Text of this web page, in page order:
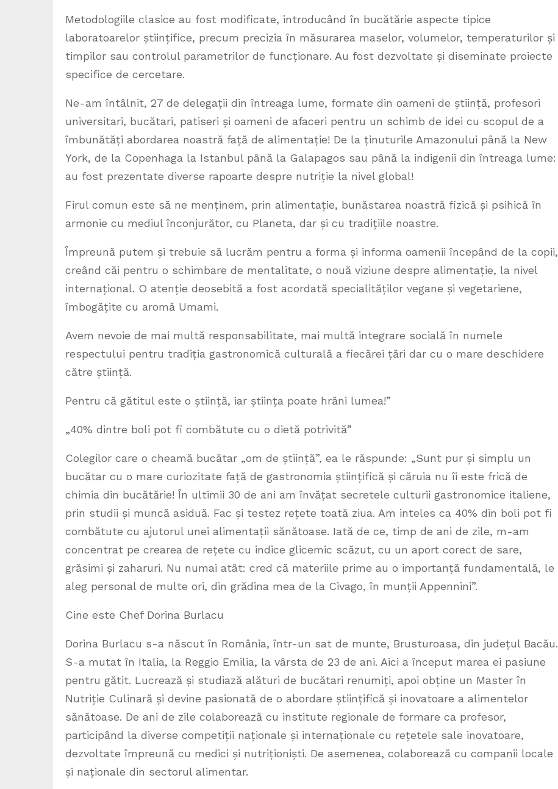
Metodologiile clasice au fost modificate, introducând în bucătărie aspecte tipice
laboratoarelor științifice, precum precizia în măsurarea maselor, volumelor, temperaturilor și
timpilor sau controlul parametrilor de funcționare. Au fost dezvoltate și diseminate proiecte
specifice de cercetare.
Ne-am întâlnit, 27 de delegații din întreaga lume, formate din oameni de știință, profesori
universitari, bucătari, patiseri și oameni de afaceri pentru un schimb de idei cu scopul de a
îmbunătăți abordarea noastră față de alimentație! De la ținuturile Amazonului până la New
York, de la Copenhaga la Istanbul până la Galapagos sau până la indigenii din întreaga lume:
au fost prezentate diverse rapoarte despre nutriție la nivel global!
Firul comun este să ne menținem, prin alimentație, bunăstarea noastră fizică și psihică în
armonie cu mediul înconjurător, cu Planeta, dar și cu tradițiile noastre.
Împreună putem și trebuie să lucrăm pentru a forma și informa oamenii începând de la copii,
creând căi pentru o schimbare de mentalitate, o nouă viziune despre alimentație, la nivel
internațional. O atenție deosebită a fost acordată specialităților vegane și vegetariene,
îmbogățite cu aromă Umami.
Avem nevoie de mai multă responsabilitate, mai multă integrare socială în numele
respectului pentru tradiția gastronomică culturală a fiecărei țări dar cu o mare deschidere
către știință.
Pentru că gătitul este o știință, iar știința poate hrăni lumea!”
„40% dintre boli pot fi combătute cu o dietă potrivită”
Colegilor care o cheamă bucătar „om de știință”, ea le răspunde: „Sunt pur și simplu un
bucătar cu o mare curiozitate față de gastronomia științifică și căruia nu îi este frică de
chimia din bucătărie! În ultimii 30 de ani am învățat secretele culturii gastronomice italiene,
prin studii și muncă asiduă. Fac și testez rețete toată ziua. Am inteles ca 40% din boli pot fi
combătute cu ajutorul unei alimentații sănătoase. Iată de ce, timp de ani de zile, m-am
concentrat pe crearea de rețete cu indice glicemic scăzut, cu un aport corect de sare,
grăsimi și zaharuri. Nu numai atât: cred că materiile prime au o importanță fundamentală, le
aleg personal de multe ori, din grădina mea de la Civago, în munții Appennini”.
Cine este Chef Dorina Burlacu
Dorina Burlacu s-a născut în România, într-un sat de munte, Brusturoasa, din județul Bacău.
S-a mutat în Italia, la Reggio Emilia, la vârsta de 23 de ani. Aici a început marea ei pasiune
pentru gătit. Lucrează și studiază alături de bucătari renumiți, apoi obține un Master în
Nutriție Culinară și devine pasionată de o abordare științifică și inovatoare a alimentelor
sănătoase. De ani de zile colaborează cu institute regionale de formare ca profesor,
participând la diverse competiții naționale și internaționale cu rețetele sale inovatoare,
dezvoltate împreună cu medici și nutriționiști. De asemenea, colaborează cu companii locale
și naționale din sectorul alimentar.